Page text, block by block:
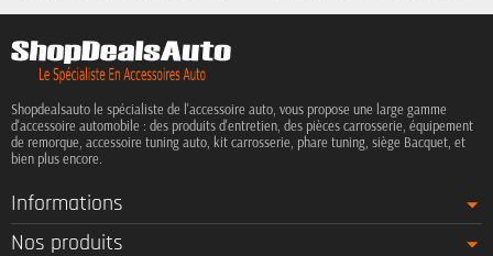
Shopdealsauto le spécialiste de l'accessoire auto, vous propose une large gamme
d'accessoire automobile : des produits d'entretien, des pièces carrosserie, équipement
de remorque, accessoire tuning auto, kit carrosserie, phare tuning, siège Bacquet, et
bien plus encore.
Informations
Nos produits